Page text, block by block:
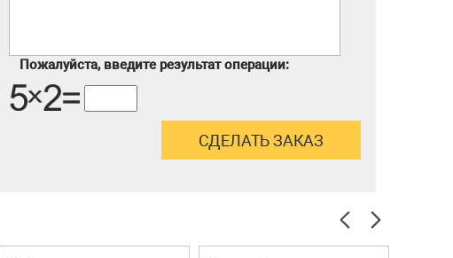
Пожалуйста, введите результат операции: